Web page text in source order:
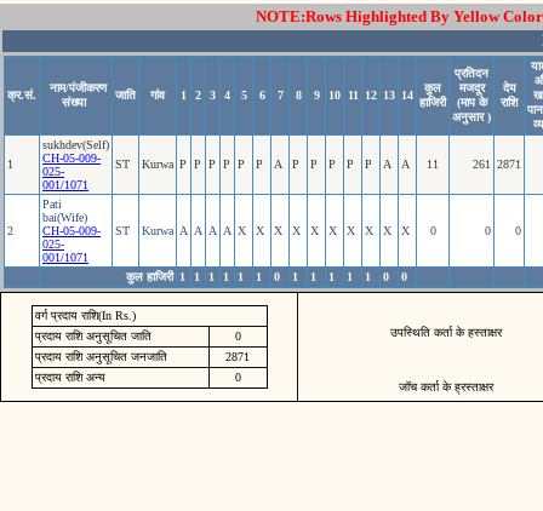
NOTE:Rows Highlighted By Yellow
क्र.सं.
नाम/पंजीकरण
संख्या
जाति गांव 1 2 3 4 5 6 7 8 9 10 11 12 13 14
कुल
हाजिरी
प्रतिदन
मजदूर
(माप के
अनुसार )
देय
राशि
1
sukhdev(Self)
CH-05-009-
025-
001/1071
ST Kurwa P P P P P P A P P P P P A A 11 261 2871
2
Pati
bai(Wife)
CH-05-009-
025-
001/1071
ST Kurwa A A A A X X X X X X X X X X 0 0 0
कुल हाजिरी 1 1 1 1 1 1 0 1 1 1 1 1 0 0
वर्ग प्रदाय राशि(In Rs.)
प्रदाय राशि अनुसूचित जाति
0
प्रदाय राशि अनुसूचित जनजाति
2871
प्रदाय राशि अन्य
0
उपस्थिति कर्ता के हस्ताक्षर
जॉच कर्ता के ह्रस्ताक्षर